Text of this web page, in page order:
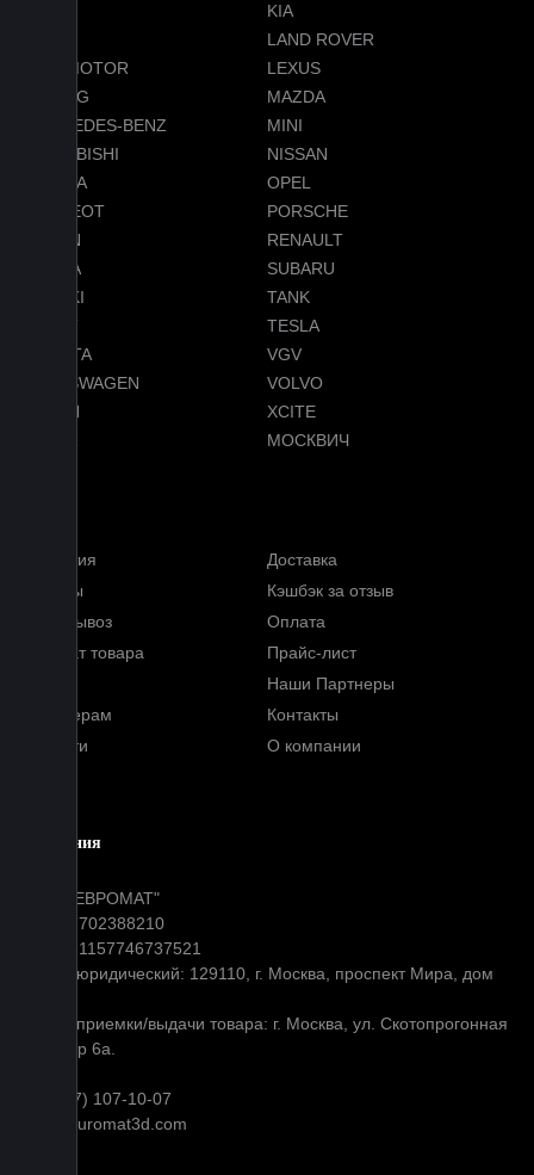
KIA
LAND ROVER
LEAPMOTOR
LEXUS
LIXIANG
MAZDA
MERCEDES-BENZ
MINI
MITSUBISHI
NISSAN
OMODA
OPEL
PEUGEOT
PORSCHE
RAVON
RENAULT
SKODA
SUBARU
SUZUKI
TANK
TENET
TESLA
TOYOTA
VGV
VOLKSWAGEN
VOLVO
VOYAH
XCITE
МОСКВИЧ
Гарантия
Доставка
Отзывы
Кэшбэк за отзыв
Самовывоз
Оплата
Возврат товара
Прайс-лист
Наши Партнеры
Партнерам
Контакты
Новости
О компании
Компания
ООО "ЕВРОМАТ"
ИНН: 7702388210
ОГРН: 1157746737521
Адрес юридический: 129110, г. Москва, проспект Мира, дом
Адрес приемки/выдачи товара: г. Москва, ул. Скотопрогонная
д 35 стр 6а.
+7 (977) 107-10-07
info@euromat3d.com